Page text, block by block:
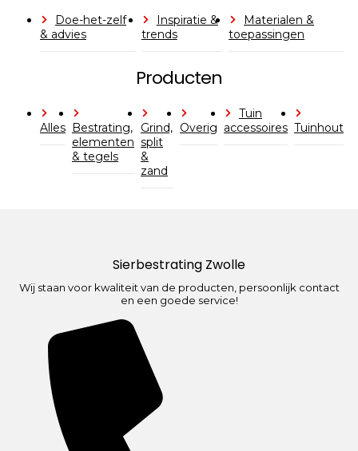
Doe-het-zelf
& advies
Inspiratie &
trends
Materialen &
toepassingen
Producten
Alles Bestrating,
elementen
& tegels
Grind,
split
&
zand
Overig
Tuin
accessoires Tuinhout
Sierbestrating Zwolle
Wij staan voor kwaliteit van de producten, persoonlijk contact
en een goede service!